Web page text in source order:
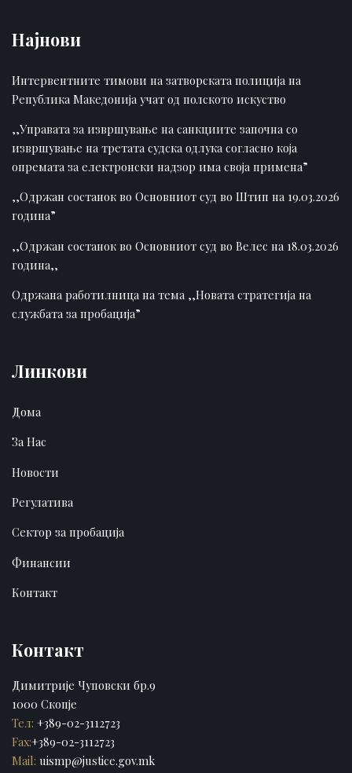
Најнови
Интервентните тимови на затворската полиција на
Република Македонија учат од полското искуство
,,Управата за извршување на санкциите започна со
извршување на третата судска одлука согласно која
опремата за електронски надзор има своја примена”
,,Одржан состанок во Основниот суд во Штип на 19.03.2026
година”
,,Одржан состанок во Основниот суд во Велес на 18.03.2026
година,,
Одржана работилница на тема ,,Новата стратегија на
службата за пробација”
Линкови
Дома
За Нас
Новости
Регулатива
Сектор за пробација
Финансии
Контакт
Контакт
Димитрије Чуповски бр.9
1000 Скопје
Тел: +389-02-3112723
Fax:+389-02-3112723
Mail: uismp@justice.gov.mk